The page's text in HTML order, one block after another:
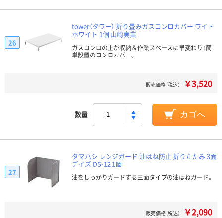
tower（タワー） 折り畳みガスコンロカバー ワイド
ホワイト 1個 山崎実業
ガスコンロの上が収納＆作業スペースに早変わり！簡
単設置のコンロカバー。
26
販売価格（税込） ￥3,520
数量 カゴへ
タマハシ レンジガード 油はね防止 折りたたみ 3面
デイズ DS-12 1個
油をしっかりガードする三面タイプの油はねガード。
27
販売価格（税込） ￥2,090